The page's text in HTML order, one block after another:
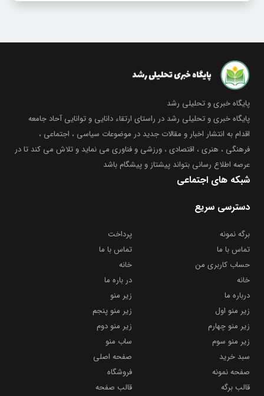
پایگاه خبری و تحلیلی رشد
پایگاه خبری و تحلیلی رشد در راستای ارتقاء دانایی و توانایی آحاد جامعه
اقدام به انتشار اخبار و مقالات جدید در موضوعات سیاسی ، اجتماعی ،
فرهنگی ، هنری ، اقتصادی ، ورزشی و فناوری می نماید و تلاش می کند تا در
عرصه اطلاع رسانی بتواند پیشتاز و پیشگام باشد
شبکه های اجتماعی
دسترسی سریع
برگه نمونه
پرداخت
تماس با ما
تماس با ما
حساب کاربری من
خانه
خانه
در باره ما
درباره ما
زیر منو
زیر منو اول
زیر منو پنجم
زیر منو چهارم
زیر منو دوم
زیر منو سوم
ساب منو
سبد خرید
صفحه اصلی
صفحه نمونه
فروشگاه
قالب برگه
قالب صفحه